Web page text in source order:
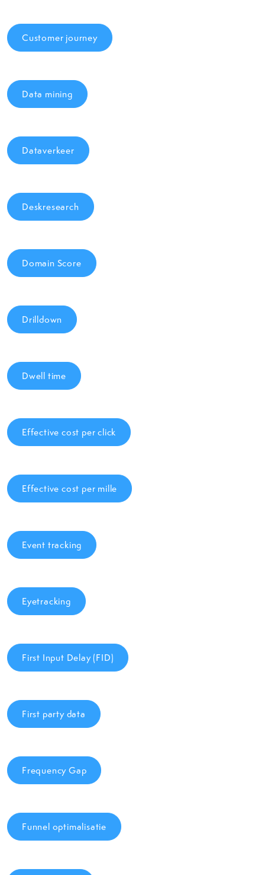
Customer journey
Data mining
Dataverkeer
Deskresearch
Domain Score
Drilldown
Dwell time
Effective cost per click
Effective cost per mille
Event tracking
Eyetracking
First Input Delay (FID)
First party data
Frequency Gap
Funnel optimalisatie